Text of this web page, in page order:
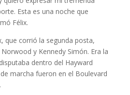
Esta es una noche que
Félix.
que corrió la segunda posta,
y Kennedy Simón. Era la
dentro del Hayward
marcha fueron en el Boulevard